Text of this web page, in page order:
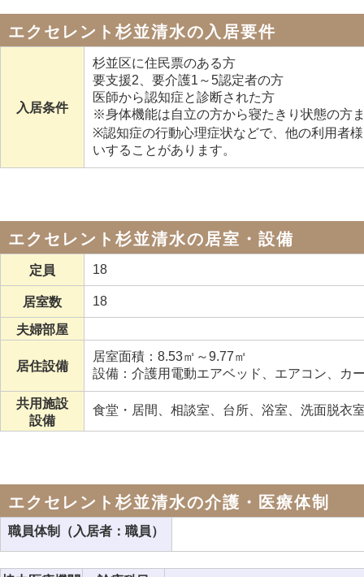
エクセレント杉並清水の入居要件
入居条件
杉並区に住民票のある方
要支援2、要介護1～5認定者の方
医師から認知症と診断された方
※身体機能は自立の方から寝たきり状態の方
※認知症の行動心理症状などで、他の利用者
いすることがあります。
エクセレント杉並清水の居室・設備
定員 18
居室数 18
夫婦部屋
居住設備
居室面積：8.53㎡～9.77㎡
設備：介護用電動エアベッド、エアコン、カ
共用施設
設備
食堂・居間、相談室、台所、浴室、洗面脱衣
エクセレント杉並清水の介護・医療体制
職員体制（入居者：職員）